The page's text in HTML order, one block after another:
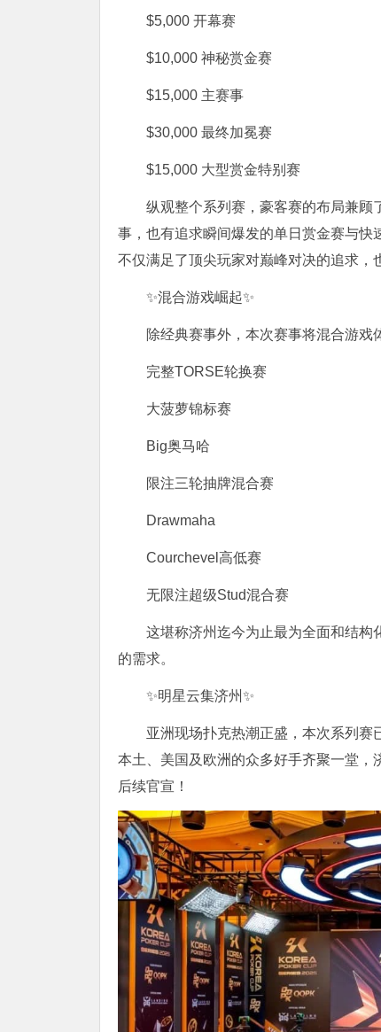
$5,000 开幕赛
$10,000 神秘赏金赛
$15,000 主赛事
$30,000 最终加冕赛
$15,000 大型赏金特别赛
纵观整个系列赛，豪客赛的布局兼顾
事，也有追求瞬间爆发的单日赏金赛与
不仅满足了顶尖玩家对巅峰对决的追求，
✨混合游戏崛起✨
除经典赛事外，本次赛事将混合游戏
完整TORSE轮换赛
大菠萝锦标赛
Big奥马哈
限注三轮抽牌混合赛
Drawmaha
Courchevel高低赛
无限注超级Stud混合赛
这堪称济州迄今为止最为全面和结构
的需求。
✨明星云集济州✨
亚洲现场扑克热潮正盛，本次系列赛
本土、美国及欧洲的众多好手齐聚一堂
后续官宣！